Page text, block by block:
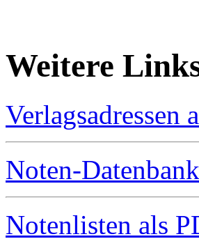
Weitere
Verlagsadressen
Noten-Datenbank
Notenlisten als